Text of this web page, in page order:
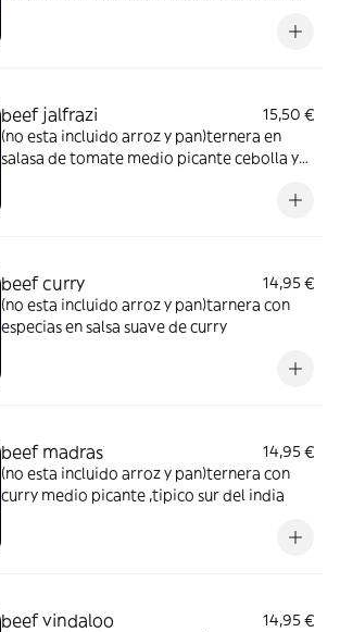
beef jalfrazi
15,50 €
(no esta incluido arroz y pan)ternera en
salasa de tomate medio picante cebolla y
beef curry
14,95 €
(no esta incluido arroz y pan)tarnera con
especias en salsa suave de curry
beef madras
14,95 €
(no esta incluido arroz y pan)ternera con
curry medio picante ,tipico sur del india
beef vindaloo
14,95 €